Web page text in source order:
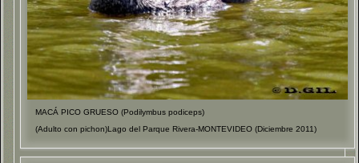
MACÁ PICO GRUESO (Podilymbus podiceps)
(Adulto con pichon)Lago del Parque Rivera-MONTEVIDEO (Diciembre 2011)